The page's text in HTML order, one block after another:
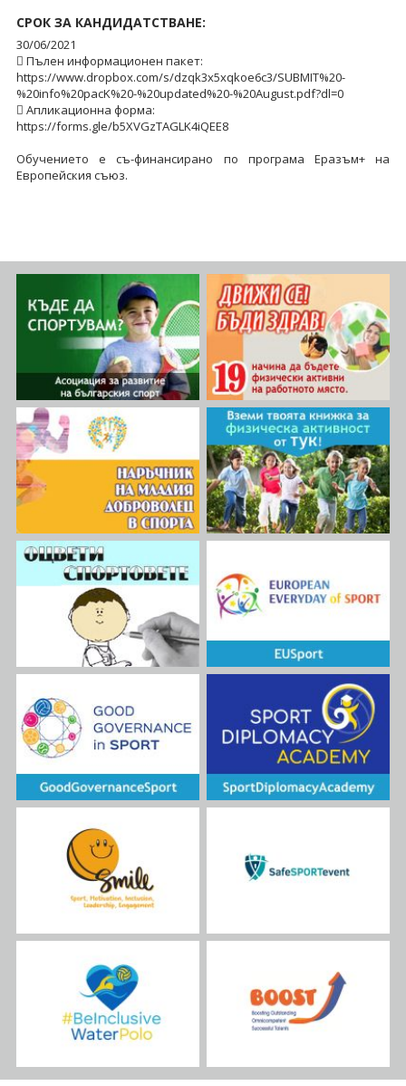
СРОК ЗА КАНДИДАТСТВАНЕ:
30/06/2021
 Пълен информационен пакет:
https://www.dropbox.com/s/dzqk3x5xqkoe6c3/SUBMIT%20-
%20info%20pacK%20-%20updated%20-%20August.pdf?dl=0
 Апликационна форма:
https://forms.gle/b5XVGzTAGLK4iQEE8
Обучението е съ-финансирано по програма Еразъм+ на
Европейския съюз.